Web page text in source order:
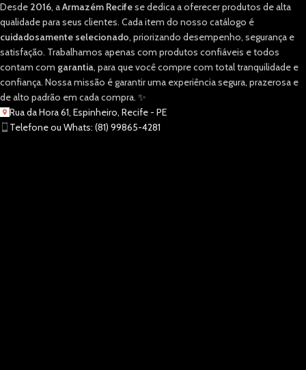
Desde 2016, aArmazém Recifese dedica a oferecer produtos de alta
qualidade para seus clientes. Cada item do nosso catálogo é
cuidadosamente selecionado, priorizando desempenho, segurança e
satisfação. Trabalhamos apenas com produtos confiáveis e todos
contam com garantia, para que você compre com total tranquilidade e
confiança. Nossa missão é garantir uma experiência segura, prazerosa e
de alto padrão em cada compra. ✨
Rua da Hora 61, Espinheiro, Recife - PE
Telefone ou Whats: (81) 99865-4281